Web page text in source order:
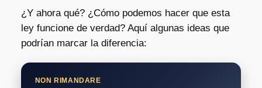
¿Y ahora qué? ¿Cómo podemos hacer que esta
ley funcione de verdad? Aquí algunas ideas que
podrían marcar la diferencia:
NON RIMANDARE